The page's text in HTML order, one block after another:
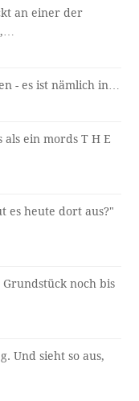
an einer der
- es ist nämlich in…
ein mords T H E
es heute dort aus?"
noch bis
Und sieht so aus,